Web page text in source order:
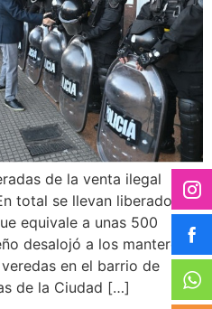
de la venta ilegal
total se llevan liberados
equivale a unas 500
desalojó a los manteros
en el barrio de
de la Ciudad […]